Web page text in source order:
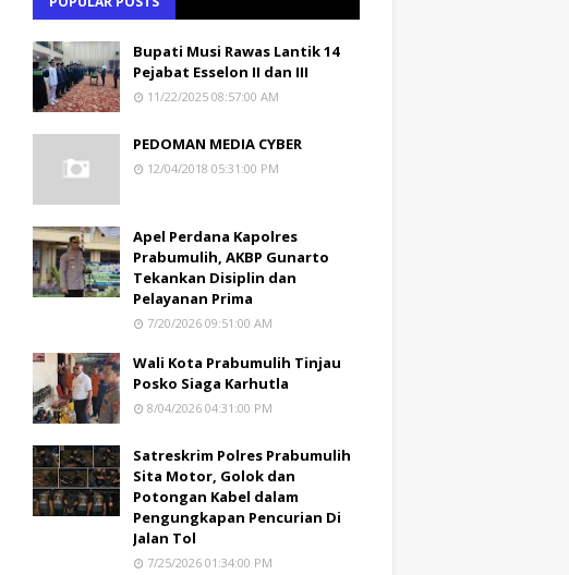
Bupati Musi Rawas Lantik 14
Pejabat Esselon II dan III
11/22/2025 08:57:00 AM
PEDOMAN MEDIA CYBER
12/04/2018 05:31:00 PM
Apel Perdana Kapolres
Prabumulih, AKBP Gunarto
Tekankan Disiplin dan
Pelayanan Prima
7/20/2026 09:51:00 AM
Wali Kota Prabumulih Tinjau
Posko Siaga Karhutla
8/04/2026 04:31:00 PM
Satreskrim Polres Prabumulih
Sita Motor, Golok dan
Potongan Kabel dalam
Pengungkapan Pencurian Di
Jalan Tol
7/25/2026 01:34:00 PM